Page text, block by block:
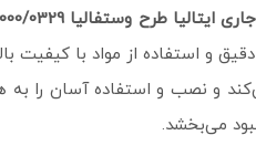
ایتالیا طرح وستفالیا 0000/0329
دقیق و استفاده از مواد با
و نصب و استفاده آسان را
می‌بخشد.